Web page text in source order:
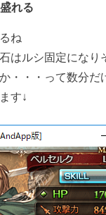
れる
ね
はルシ固定になり
・・・って数分だ
す↓